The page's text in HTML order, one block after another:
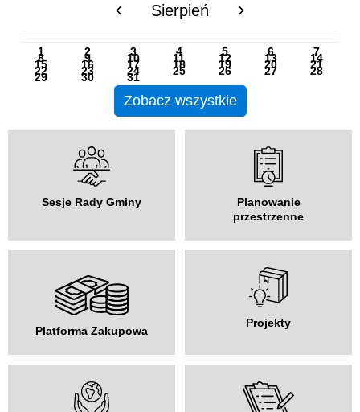
poprzedni miesiącSierpień następny miesiąc
1 2 3 4 5 6 7
8 9 10 11 12 13 14
15 16 17 18 19 20 21
22 23 24 25 26 27 28
29 30 31
Zobacz wszystkie
Sesje Rady Gminy
Planowanie
przestrzenne
Platforma Zakupowa
Projekty